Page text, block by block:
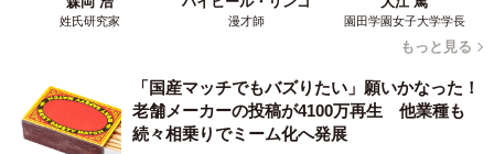
姓氏研究家 漫才師 園田学園女子大学学長
もっと見る
「国産マッチでもバズりたい」願いかなった！
老舗メーカーの投稿が4100万再生 他業種も
続々相乗りでミーム化へ発展